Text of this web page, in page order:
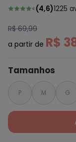
(4,6)1225
R$ 69,99
a partir de R$
Tamanhos
P M G